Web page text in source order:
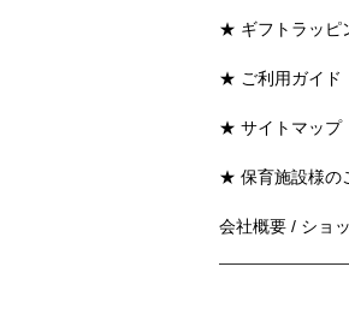
★ ギフトラッピ
★ ご利用ガイド
★ サイトマップ
★ 保育施設様の
会社概要 / ショ